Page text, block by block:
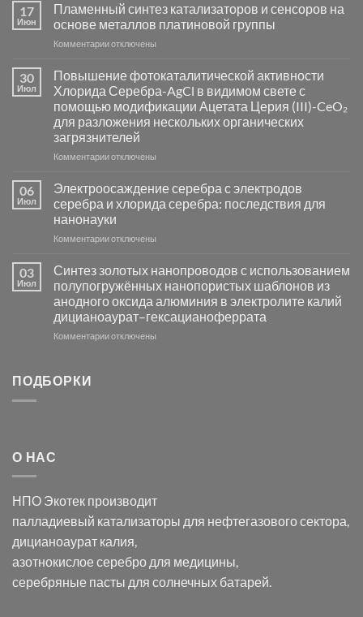
17
Июн
Пламенный синтез катализаторов и сенсоров на
основе металлов платиновой группы
Комментариик
Пламенный
синтез
катализаторов
и
сенсоров
на
основе
группы
отключены
30
Июл
Повышение фотокаталитической активности
Хлорида Серебра-AgCl в видимом свете с
помощью модификации Ацетата Церия (III)-CeO₂
для разложения нескольких органических
загрязнителей
Комментариик
фотокаталитической
активности
Хлорида
Серебра-
в
видимом
свете
с
помощью
модификации
отключены
06
Июл
Электроосаждение серебра с электродов
серебра и хлорида серебра: последствия для
нанонауки
Комментариик
серебра
с
электродов
серебра
и
отключены
03
Июл
Синтез золотых нанопроводов с использованием
полупогружённых нанопористых шаблонов из
анодного оксида алюминия в электролите калий
дицианоаурат–гексацианоферрата
Комментариик
оксида
в
электролите
калий
дицианоаурат–
гексацианоферрата
отключены
ПОДБОРКИ
О НАС
НПО Экотек производит
палладиевый катализаторы для нефтегазового сектора,
дицианоаурат калия,
азотнокислое серебро для медицины,
серебряные пасты для солнечных батарей.